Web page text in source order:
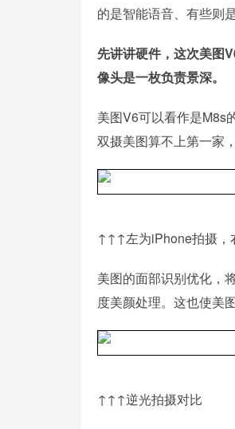
的是智能语音、有些则
先讲讲硬件，这次美图
像头是一枚负责景深。
美图V6可以看作是M8s
双摄美图算不上第一家
↑↑↑左为iPhone拍摄，
美图的面部识别优化，
度美颜处理。这也使美
↑↑↑逆光拍摄对比